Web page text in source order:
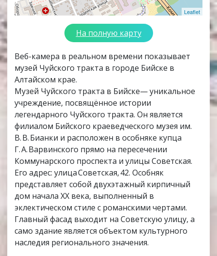
Leaflet
На полную карту
Веб-камера в реальном времени показывает
музей Чуйского тракта в городе Бийске в
Алтайском крае.
Музей Чуйского тракта в Бийске— уникальное
учреждение, посвящённое истории
легендарного Чуйского тракта. Он является
филиалом Бийского краеведческого музея им.
В. В. Бианки и расположен в особняке купца
Г. А. Варвинского прямо на пересечении
Коммунарского проспекта и улицы Советская.
Его адрес: улица Советская, 42. Особняк
представляет собой двухэтажный кирпичный
дом начала XX века, выполненный в
эклектическом стиле с романскими чертами.
Главный фасад выходит на Советскую улицу, а
само здание является объектом культурного
наследия регионального значения.